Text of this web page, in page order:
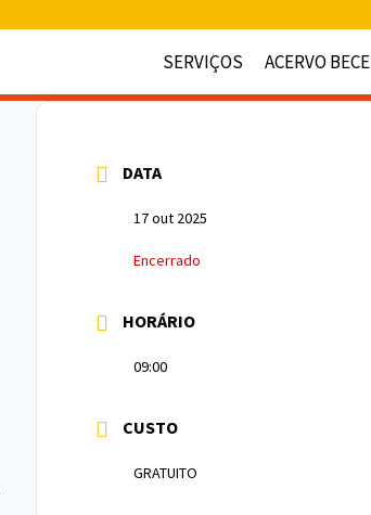
SERVIÇOS
ACERVO BECE
DATA
17 out 2025
Encerrado
HORÁRIO
09:00
CUSTO
GRATUITO